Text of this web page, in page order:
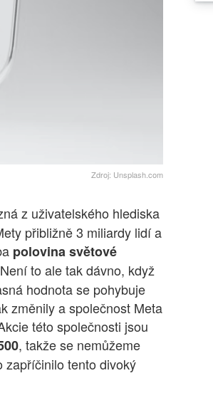
Zdroj: Unsplash.com
z uživatelského hlediska
přibližně 3 miliardy lidí a
polovina světové
to ale tak dávno, když
hodnota se pohybuje
změnily a společnost Meta
této společnosti jsou
, takže se nemůžeme
zapříčinilo tento divoký